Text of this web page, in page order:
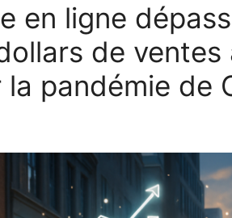
en ligne
de ventes
pandémie de